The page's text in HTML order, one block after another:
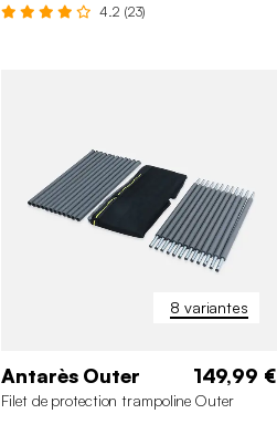
4.2 (23)
8 variantes
Antarès Outer 149,99 €
Filet de protection trampoline Outer